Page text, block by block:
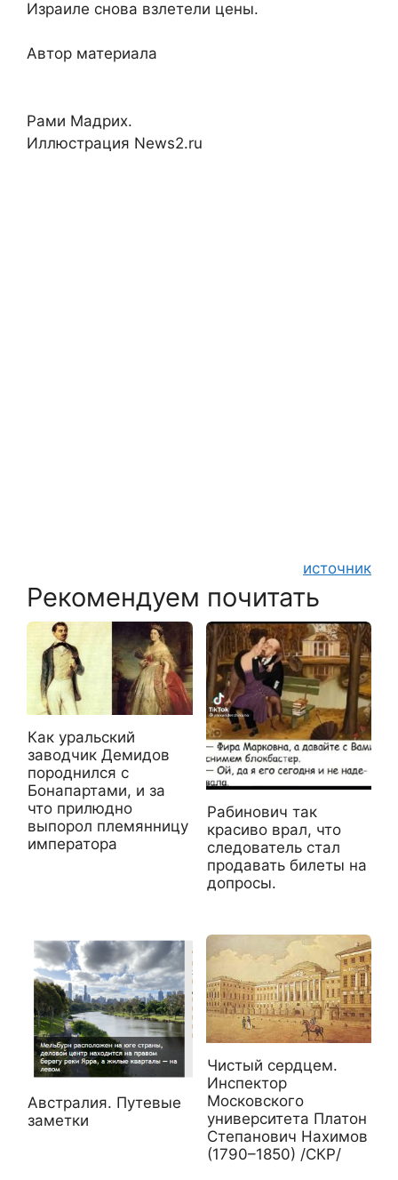
Израиле снова взлетели цены.
Автор материала
Рами Мадрих.
Иллюстрация News2.ru
источник
Рекомендуем почитать
Как уральский
заводчик Демидов
породнился с
Бонапартами, и за
что прилюдно
выпорол племянницу
императора
Рабинович так
красиво врал, что
следователь стал
продавать билеты на
допросы.
Австралия. Путевые
заметки
Чистый сердцем.
Инспектор
Московского
университета Платон
Степанович Нахимов
(1790–1850) /СКР/